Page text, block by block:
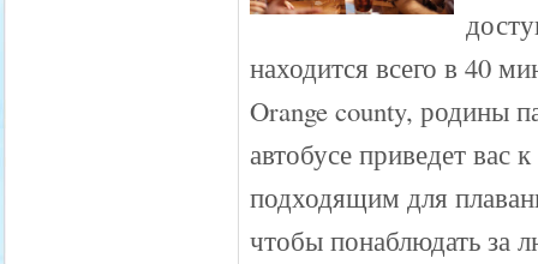
находится всего в 40
Orange county, родины
автобусе приведет
подходящим для
чтобы понаблюдать за